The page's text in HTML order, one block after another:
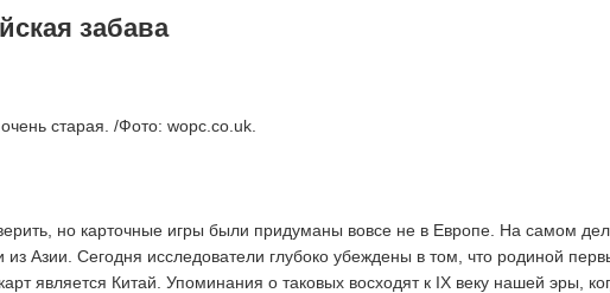
забава
старая. /Фото: wopc.co.uk.
но карточные игры были придуманы вовсе не в Европе. На самом
Азии. Сегодня исследователи глубоко убеждены в том, что родиной
является Китай. Упоминания о таковых восходят к IX веку нашей эры,